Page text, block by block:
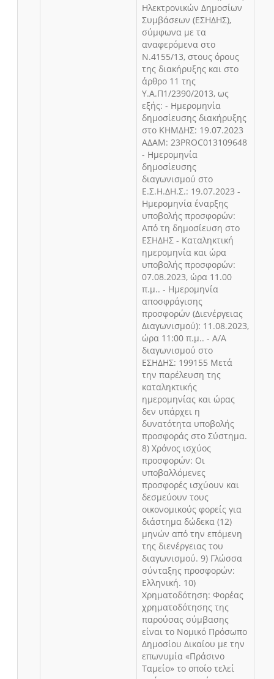
Ηλεκτρονικών Δημοσίων
Συμβάσεων (ΕΣΗΔΗΣ),
σύμφωνα με τα
αναφερόμενα στο
Ν.4155/13, στους όρους
της διακήρυξης και στο
άρθρο 11 της
Υ.Α.Π1/2390/2013, ως
εξής: - Ημερομηνία
δημοσίευσης διακήρυξης
στο ΚΗΜΔΗΣ: 19.07.2023
ΑΔΑΜ: 23PROC013109648
- Ημερομηνία
δημοσίευσης
διαγωνισμού στο
Ε.Σ.Η.ΔΗ.Σ.: 19.07.2023 -
Ημερομηνία έναρξης
υποβολής προσφορών:
Από τη δημοσίευση στο
ΕΣΗΔΗΣ - Καταληκτική
ημερομηνία και ώρα
υποβολής προσφορών:
07.08.2023, ώρα 11.00
π.μ.. - Ημερομηνία
αποσφράγισης
προσφορών (Διενέργειας
Διαγωνισμού): 11.08.2023,
ώρα 11:00 π.μ.. - Α/Α
διαγωνισμού στο
ΕΣΗΔΗΣ: 199155 Μετά
την παρέλευση της
καταληκτικής
ημερομηνίας και ώρας
δεν υπάρχει η
δυνατότητα υποβολής
προσφοράς στο Σύστημα.
8) Χρόνος ισχύος
προσφορών: Οι
υποβαλλόμενες
προσφορές ισχύουν και
δεσμεύουν τους
οικονομικούς φορείς για
διάστημα δώδεκα (12)
μηνών από την επόμενη
της διενέργειας του
διαγωνισμού. 9) Γλώσσα
σύνταξης προσφορών:
Ελληνική. 10)
Χρηματοδότηση: Φορέας
χρηματοδότησης της
παρούσας σύμβασης
είναι το Νομικό Πρόσωπο
Δημοσίου Δικαίου με την
επωνυμία «Πράσινο
Ταμείο» το οποίο τελεί